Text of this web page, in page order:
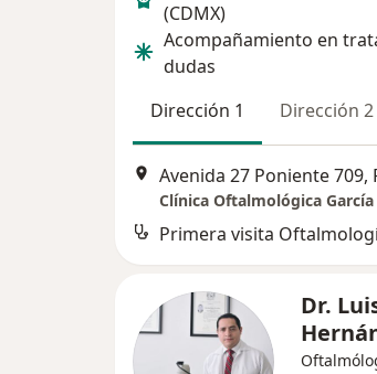
(CDMX)
Acompañamiento en
dudas
Dirección 1
Dirección 2
Avenida 27 Poniente 709,
Clínica Oftalmológica García
Primera visita
Dr.